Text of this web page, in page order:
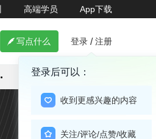
高端学员 App下载
 写点什么 登录 / 注册
登录后可以：
收到更感兴趣的内容
关注/评论/点赞/收藏